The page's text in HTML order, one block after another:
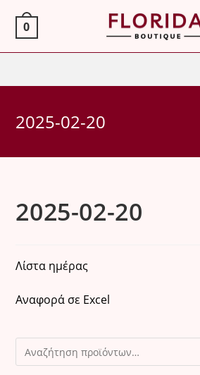
content
0
2025-02-20
2025-02-20
Λίστα ημέρας
Αναφορά σε Excel